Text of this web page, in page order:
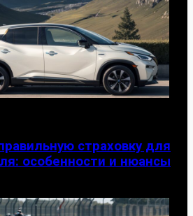
страховку для
особенности и нюансы